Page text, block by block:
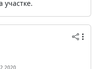
участке.